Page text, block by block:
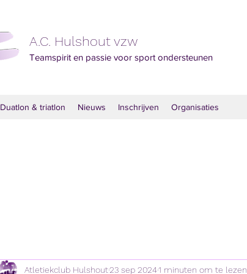
A.C. Hulshout vzw
Teamspirit en passie voor sport ondersteunen
Duatlon & triatlon Nieuws Inschrijven Organisaties
Atletiekclub Hulshout23 sep 20241 minuten om te lezen